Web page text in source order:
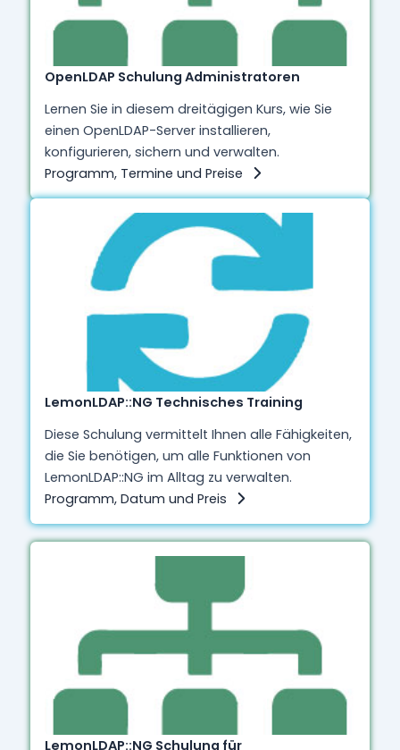
OpenLDAP Schulung Administratoren
Lernen Sie in diesem dreitägigen Kurs, wie Sie
einen OpenLDAP-Server installieren,
konfigurieren, sichern und verwalten.
Programm, Termine und Preise
LemonLDAP::NG Technisches Training
Diese Schulung vermittelt Ihnen alle Fähigkeiten,
die Sie benötigen, um alle Funktionen von
LemonLDAP::NG im Alltag zu verwalten.
Programm, Datum und Preis
LemonLDAP::NG Schulung für